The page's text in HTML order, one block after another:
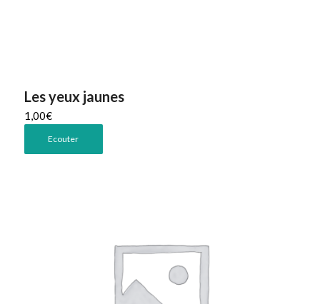
Les yeux jaunes
1,00€
Ecouter